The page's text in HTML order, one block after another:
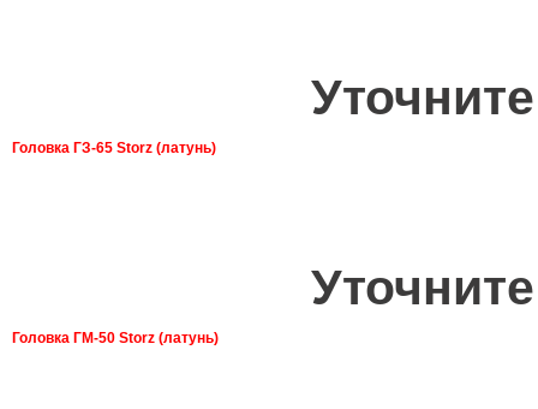
Головка ГЗ-65 Storz (латунь)
Головка ГМ-50 Storz (латунь)